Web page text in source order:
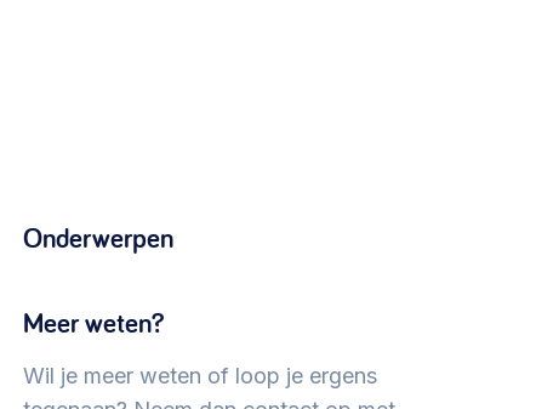
Onderwerpen
Meer weten?
Wil je meer weten of loop je ergens